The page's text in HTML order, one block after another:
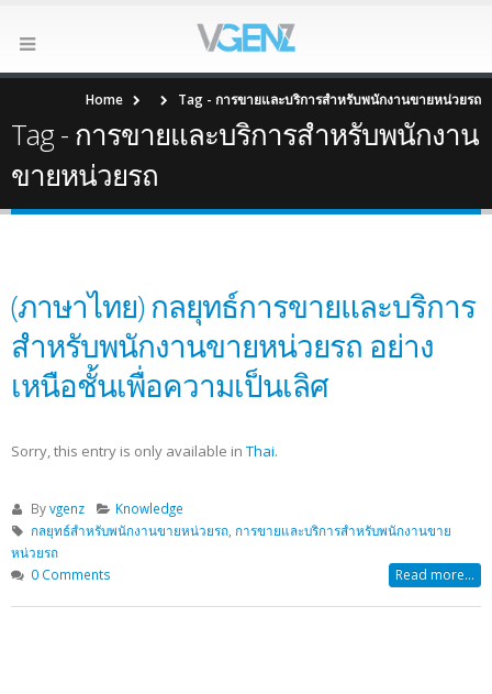
Home Tag - การขายและบริการสำหรับพนักงานขายหน่วยรถ
Tag - การขายและบริการสำหรับพนักงาน
ขายหน่วยรถ
(ภาษาไทย) กลยุทธ์การขายและบริการ
สำหรับพนักงานขายหน่วยรถ อย่าง
เหนือชั้นเพื่อความเป็นเลิศ
Sorry, this entry is only available in Thai.
Byvgenz
Knowledge
กลยุทธ์สำหรับพนักงานขายหน่วยรถ, การขายและบริการสำหรับพนักงานขาย
หน่วยรถ
0 Comments
Read more...